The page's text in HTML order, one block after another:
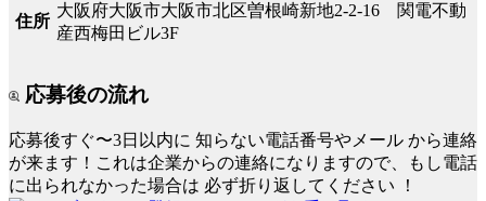
住所
大阪府大阪市大阪市北区曽根崎新地2-2-16 関電不動
産西梅田ビル3F
応募後の流れ
応募後すぐ〜3日以内に 知らない電話番号やメール から連絡
が来ます！これは企業からの連絡になりますので、もし電話
に出られなかった場合は 必ず折り返してください ！